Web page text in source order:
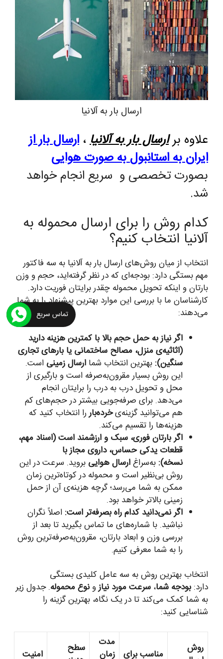
ارسال بار به آلانیا
علاوه برارسال بار به آلانیا، ارسال بار از
ایران به استانبولبه صورت هوایی
بصورت تخصصی و سریع انجام خواهد
شد.
کدام روش را برای ارسال محموله به
آلانیا انتخاب کنیم؟
انتخاب از میان روش‌های ارسال بار به آلانیا به سه فاکتور
مهم بستگی دارد: بودجه‌ای که در نظر گرفته‌اید، حجم و وزن
بارتان و اینکه تحویل محموله چقدر برایتان فوریت دارد.
کارشناسان ما با بررسی این موارد بهترین پیشنهاد را به شما
می‌دهند:
اگر نیاز به حمل حجم بالا با کمترین هزینه دارید
(اثاثیه‌ی منزل، مصالح ساختمانی یا بارهای تجاری
سنگین): بهترین انتخاب شما ارسال زمینی است.
این روش بسیار مقرون‌به‌صرفه است و بارگیری از
محل و تحویل درب به درب را برایتان انجام
می‌دهد. برای صرفه‌جویی بیشتر در حجم‌های کم
هم می‌توانید گزینه‌یخرده‌بار را انتخاب کنید که
هزینه‌ها را تقسیم می‌کند.
اگر بارتان فوری، سبک و ارزشمند است (اسناد مهم،
قطعات یدکی حساس، داروی مجاز با
نسخه): به‌سراغارسال هوایی بروید. سرعت در این
روش بی‌نظیر است و محموله در کوتاه‌ترین زمان
ممکن به شما می‌رسد؛ گرچه هزینه‌ی آن از حمل
زمینی بالاتر خواهد بود.
اگر نمی‌دانید کدام راه بصرفه‌تر است: اصلاً نگران
نباشید. با شماره‌های ما تماس بگیرید تا بعد از
بررسی وزن و ابعاد بارتان، مقرون‌به‌صرفه‌ترین روش
را به شما معرفی کنیم.
انتخاب بهترین روش به سه عامل کلیدی بستگی
دارد: بودجه شما، سرعت مورد نیازونوع محموله. جدول زیر
به شما کمک می‌کند تا در یک نگاه، بهترین گزینه را
شناسایی کنید:
روش
مناسب برای
مدت
زمان
سطح
امنیت
تماس سریع